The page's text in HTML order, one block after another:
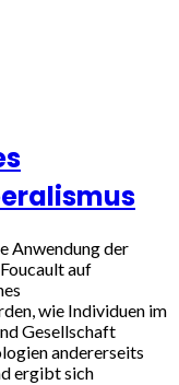
Anwendung der
auf
wie Individuen im
Gesellschaft
andererseits
ergibt sich